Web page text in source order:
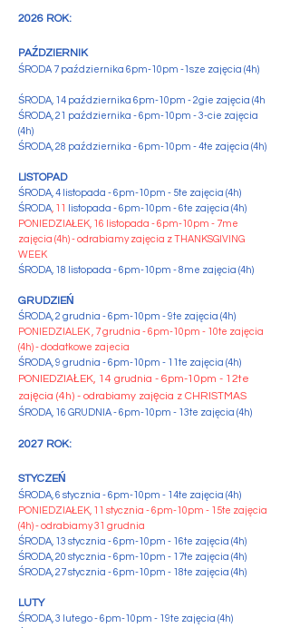
2026 ROK:
PAŹDZIERNIK
ŚRODA 7 października 6pm-10pm -1sze zajęcia (4h)
ŚRODA , 14 października 6pm-10pm - 2gie zajęcia (4h
ŚRODA, 21 października - 6pm-10pm - 3-cie zajęcia
(4h)
ŚRODA, 28 października - 6pm-10pm - 4te zajęcia (4h)
LISTOPAD
ŚRODA, 4 listopada - 6pm-10pm - 5te zajęcia (4h)
ŚRODA , 11
listopada - 6pm-10pm - 6te zajęcia (4h)
PONIEDZIAŁEK, 16 listopada - 6pm-10pm - 7me
zajęcia (4h) - odrabiamy zajęcia z THANKSGIVING
WEEK
ŚRODA, 18 listopada - 6pm-10pm - 8me zajęcia (4h)
GRUDZIEŃ
ŚRODA, 2 grudnia - 6pm-10pm - 9te zajęcia (4h)
PONIEDZIALEK , 7 grudnia - 6pm-10pm - 10te zajęcia
(4h) - dodatkowe zajecia
ŚRODA, 9 grudnia - 6pm-10pm - 11te zajęcia (4h)
PONIEDZIAŁEK, 14 grudnia - 6pm-10pm - 12te
zajęcia (4h) - odrabiamy zajęcia z CHRISTMAS
ŚRODA, 16 GRUDNIA - 6pm-10pm - 13te zajęcia (4h)
2027 ROK:
STYCZEŃ
ŚRODA, 6 stycznia - 6pm-10pm - 14te zajęcia (4h)
PONIEDZIAŁEK, 11 stycznia - 6pm-10pm - 15te zajęcia
(4h) - odrabiamy 31 grudnia
ŚRODA, 13 stycznia - 6pm-10pm - 16te zajęcia (4h)
ŚRODA, 20 stycznia - 6pm-10pm - 17te zajęcia (4h)
ŚRODA, 27 stycznia - 6pm-10pm - 18te zajęcia (4h)
LUTY
ŚRODA, 3 lutego - 6pm-10pm - 19te zajęcia (4h)